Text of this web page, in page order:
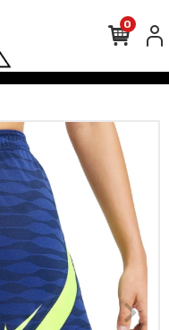
Üzeri Tüm Alışverişlerinizde
0